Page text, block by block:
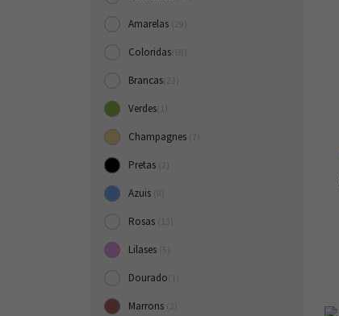
Amarelas
Coloridas
Brancas
Verdes
Champagnes
Pretas
Azuis
Rosas
Lilases
Dourado
Marrons